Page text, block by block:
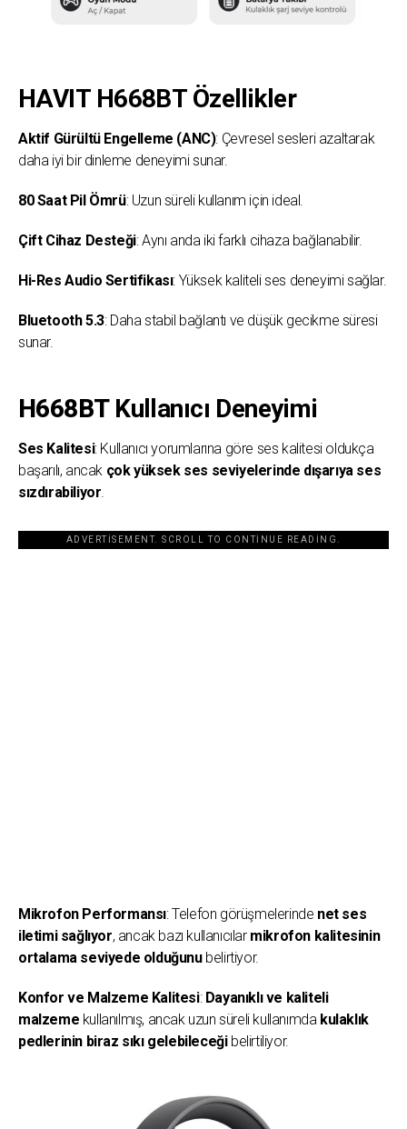
HAVIT H668BT Özellikler
Aktif Gürültü Engelleme (ANC): Çevresel sesleri azaltarak
daha iyi bir dinleme deneyimi sunar.
80 Saat Pil Ömrü: Uzun süreli kullanım için ideal.
Çift Cihaz Desteği: Aynı anda iki farklı cihaza bağlanabilir.
Hi-Res Audio Sertifikası: Yüksek kaliteli ses deneyimi sağlar.
Bluetooth 5.3: Daha stabil bağlantı ve düşük gecikme süresi
sunar.
H668BT Kullanıcı Deneyimi
Ses Kalitesi: Kullanıcı yorumlarına göre ses kalitesi oldukça
başarılı, ancak çok yüksek ses seviyelerinde dışarıya ses
sızdırabiliyor.
ADVERTISEMENT. SCROLL TO CONTINUE READING.
Mikrofon Performansı: Telefon görüşmelerinde net ses
iletimi sağlıyor, ancak bazı kullanıcılar mikrofon kalitesinin
ortalama seviyede olduğunubelirtiyor.
Konfor ve Malzeme Kalitesi: Dayanıklı ve kaliteli
malzeme kullanılmış, ancak uzun süreli kullanımda kulaklık
pedlerinin biraz sıkı gelebileceğibelirtiliyor.